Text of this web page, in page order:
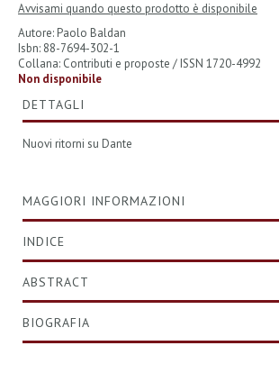
Avvisami quando questo prodotto è disponibile
Autore: Paolo Baldan
Isbn: 88-7694-302-1
Collana: Contributi e proposte / ISSN 1720-4992
Non disponibile
DETTAGLI
Nuovi ritorni su Dante
MAGGIORI INFORMAZIONI
INDICE
ABSTRACT
BIOGRAFIA